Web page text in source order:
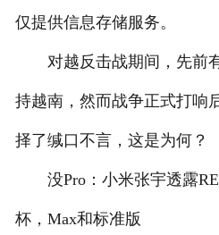
仅提供信息存储服务。
对越反击战期间，先前有
持越南，然而战争正式打响
择了缄口不言，这是为何？
没Pro：小米张宇透露
杯，Max和标准版